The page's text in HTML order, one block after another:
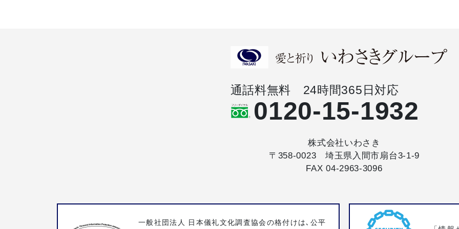
通話料無料 24時間365日対応
0120-15-1932
株式会社いわさき
〒358-0023 埼玉県入間市扇台3-1-9
FAX 04-2963-3096
一般社団法人 日本儀礼文化調査協会の格付けは､公平